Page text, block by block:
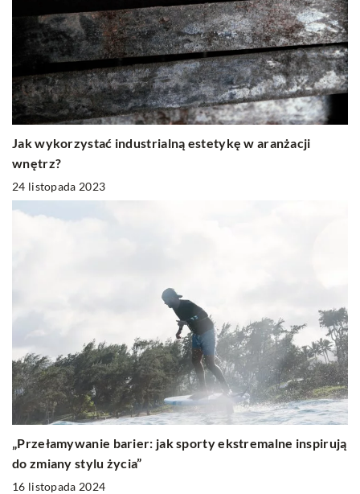
Jak wykorzystać industrialną estetykę w aranżacji
wnętrz?
24 listopada 2023
„Przełamywanie barier: jak sporty ekstremalne inspirują
do zmiany stylu życia”
16 listopada 2024